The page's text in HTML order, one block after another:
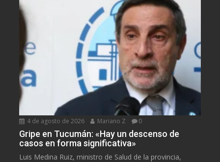
4 de agosto de 2026 Mariano Z 0
Gripe en Tucumán: «Hay un descenso de
casos en forma significativa»
Luis Medina Ruiz, ministro de Salud de la provincia,